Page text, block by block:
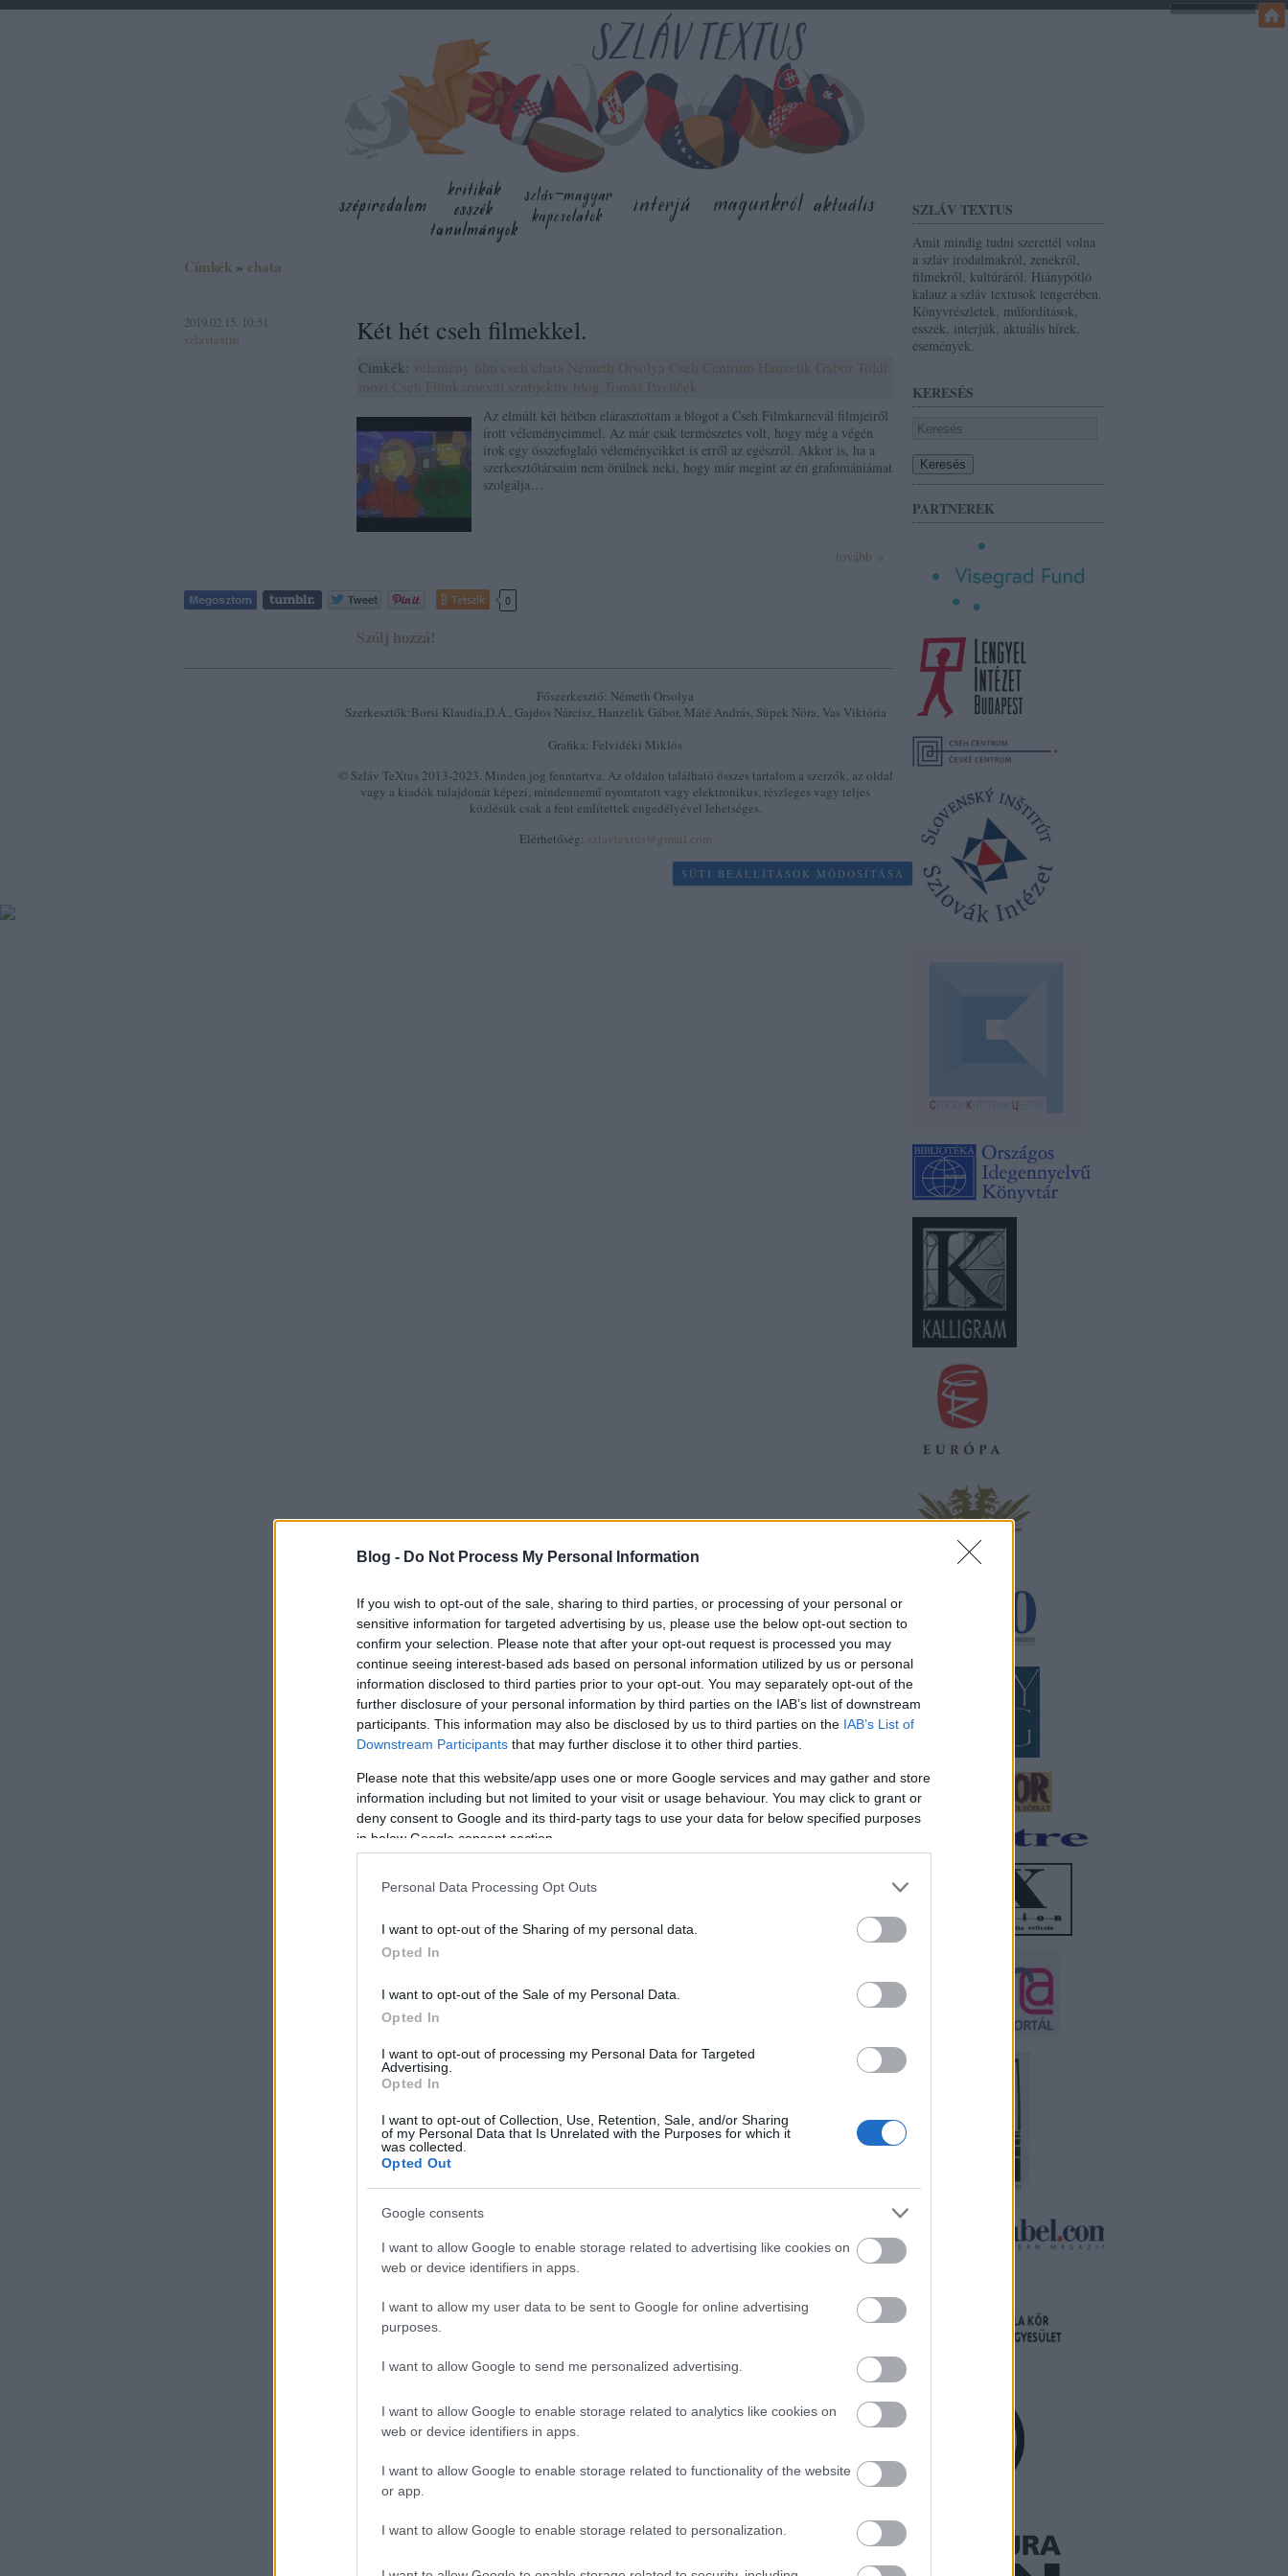
Blog - Do Not Process My Personal Information
If you wish to opt-out of the sale, sharing to third parties, or processing of your personal or
sensitive information for targeted advertising by us, please use the below opt-out section to
confirm your selection. Please note that after your opt-out request is processed you may
continue seeing interest-based ads based on personal information utilized by us or personal
information disclosed to third parties prior to your opt-out. You may separately opt-out of the
further disclosure of your personal information by third parties on the IAB’s list of downstream
participants. This information may also be disclosed by us to third parties on the IAB’s List of
Downstream Participants that may further disclose it to other third parties.
Please note that this website/app uses one or more Google services and may gather and store
information including but not limited to your visit or usage behaviour. You may click to grant or
deny consent to Google and its third-party tags to use your data for below specified purposes
in below Google consent section.
Personal Data Processing Opt Outs
I want to opt-out of the Sharing of my personal data.
Opted In
I want to opt-out of the Sale of my Personal Data.
Opted In
I want to opt-out of processing my Personal Data for Targeted
Advertising.
Opted In
I want to opt-out of Collection, Use, Retention, Sale, and/or Sharing
of my Personal Data that Is Unrelated with the Purposes for which it
was collected.
Opted Out
Google consents
I want to allow Google to enable storage related to advertising like cookies on
web or device identifiers in apps.
I want to allow my user data to be sent to Google for online advertising
purposes.
I want to allow Google to send me personalized advertising.
I want to allow Google to enable storage related to analytics like cookies on
web or device identifiers in apps.
I want to allow Google to enable storage related to functionality of the website
or app.
I want to allow Google to enable storage related to personalization.
SZLÁV TEXTUS
Amit mindig tudni szerettél volna
a szláv irodalmakról, zenékről,
filmekről, kultúráról. Hiánypótló
kalauz a szláv textusok tengerében.
Könyvrészletek, műfordítások,
esszék, interjúk, aktuális hírek,
események.
KERESÉS
PARTNEREK
Címkék » chata
2019.02.15. 10:51
szlavtextus
Két hét cseh filmekkel.
Címkék: vélemény film cseh chata Németh Orsolya Cseh Centrum Hanzelik Gábor Toldi
mozi Cseh Filmkarnevál szubjektív blog Tomáš Pavlíček
Az elmúlt két hétben elárasztottam a blogot a Cseh Filmkarnevál filmjeiről
írott véleményeimmel. Az már csak természetes volt, hogy még a végén
írok egy összefoglaló véleménycikket is erről az egészről. Akkor is, ha a
szerkesztőtársaim nem örülnek neki, hogy már megint az én grafomániámat
szolgálja…
tovább »
Tetszik 0
Szólj hozzá!
Főszerkesztő: Németh Orsolya
Szerkesztők:Borsi Klaudia,D.Á., Gajdos Nárcisz, Hanzelik Gábor, Máté András, Süpek Nóra, Vas Viktória
Grafika: Felvidéki Miklós
© Szláv TeXtus 2013-2023. Minden jog fenntartva. Az oldalon található összes tartalom a szerzők, az oldal
vagy a kiadók tulajdonát képezi, mindennemű nyomtatott vagy elektronikus, részleges vagy teljes
közlésük csak a fent említettek engedélyével lehetséges.
Elérhetőség: szlavtextus@gmail.com
SÜTI BEÁLLÍTÁSOK MÓDOSÍTÁSA